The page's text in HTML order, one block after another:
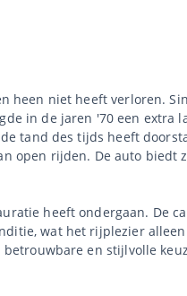
heen niet heeft verloren.
in de jaren '70 een extra
tand des tijds heeft
open rijden. De auto biedt
heeft ondergaan. De
wat het rijplezier
en stijlvolle